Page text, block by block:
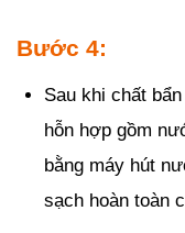
Bước 4:
Sau khi chất
hỗn hợp gồm
bằng máy hút
sạch hoàn toàn